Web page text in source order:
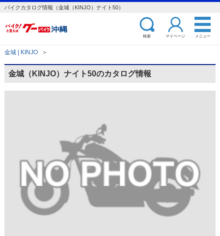
バイクカタログ情報（金城（KINJO）ナイト50）
検索 マイページ メニュー
金城 | KINJO ＞
金城（KINJO）ナイト50のカタログ情報